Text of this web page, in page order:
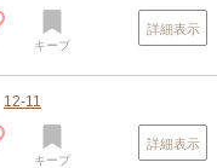
キープ
詳細表示
12-11
キープ
詳細表示